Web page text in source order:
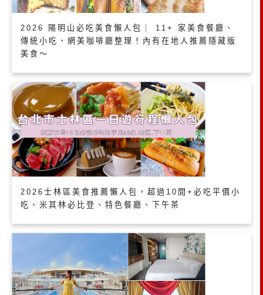
2026 陽明山必吃美食懶人包｜ 11+ 家美食餐廳、
傳統小吃、網美咖啡廳整理！內有在地人推薦隱藏版
美食～
2026士林區美食推薦懶人包，超過10間+必吃平價小
吃、米其林必比登、特色餐廳、下午茶